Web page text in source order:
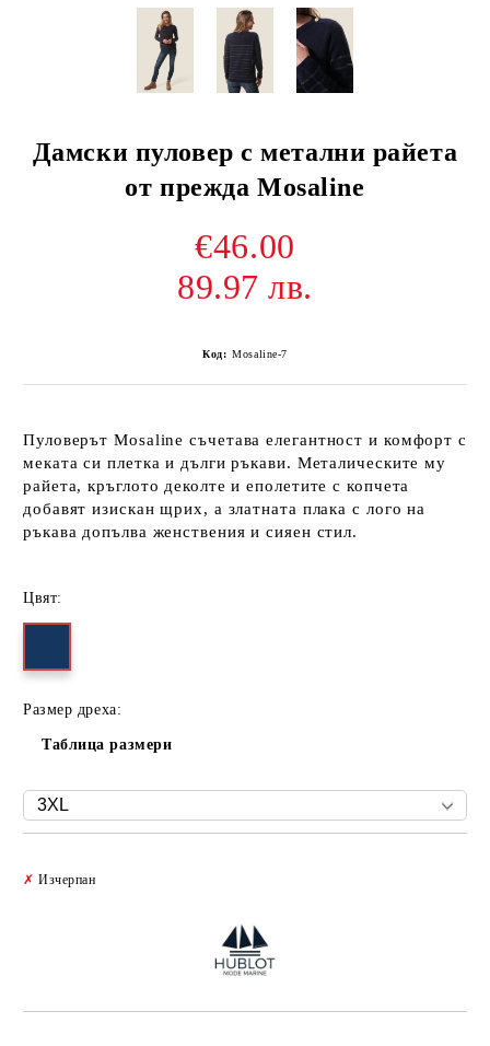
Дамски пуловер с метални райета
от прежда Mosaline
€46.00
89.97 лв.
Код: Mosaline-7
ПуловерътMosaline съчетава елегантност и комфорт с
меката си плетка и дълги ръкави. Металическите му
райета, кръглото деколте и еполетите с копчета
добавят изискан щрих, а златната плака с лого на
ръкава допълва женствения и сияен стил.
Цвят:
Размер дреха:
Таблица размери
✗ Изчерпан